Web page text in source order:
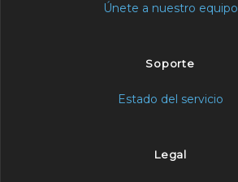
Únete a nuestro equipo
Soporte
Estado del servicio
Legal